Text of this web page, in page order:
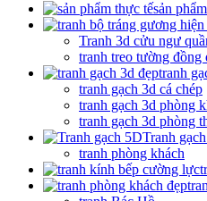
sản
Tranh 3d cửu ngư
tranh treo tường đồng
tranh
tranh gạch 3d cá chép
tranh gạch 3d phòng
tranh gạch 3d phòng
Tranh
tranh phòng khách